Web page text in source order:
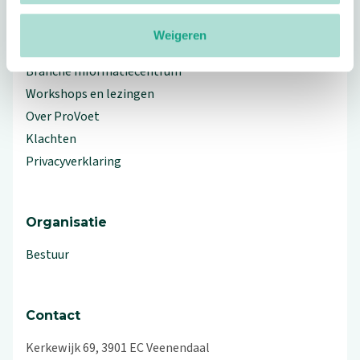
Weigeren
Branche Informatiecentrum
Workshops en lezingen
Over ProVoet
Klachten
Privacyverklaring
Organisatie
Bestuur
Contact
Kerkewijk 69, 3901 EC Veenendaal